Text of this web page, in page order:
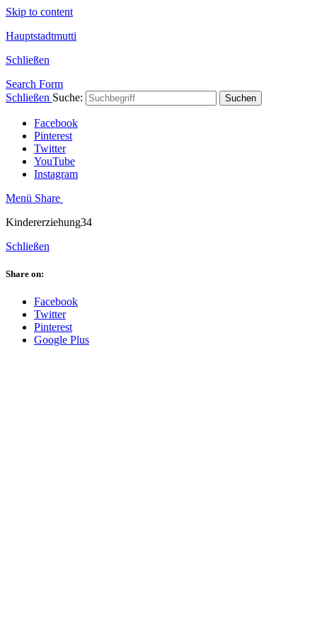
Skip to content
Hauptstadtmutti
Schließen
Search Form
Schließen Suche: Suchen
Facebook
Pinterest
Twitter
YouTube
Instagram
Menü Share
Kindererziehung34
Schließen
Share on:
Facebook
Twitter
Pinterest
Google Plus